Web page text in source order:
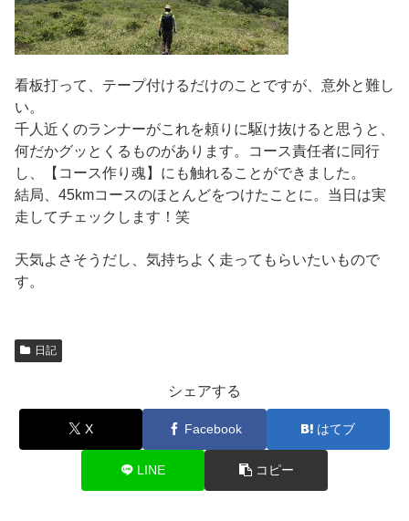
看板打って、テープ付けるだけのことですが、意外と難し
い。
千人近くのランナーがこれを頼りに駆け抜けると思うと、
何だかグッとくるものがあります。コース責任者に同行
し、【コース作り魂】にも触れることができました。
結局、45kmコースのほとんどをつけたことに。当日は実
走してチェックします！笑
天気よさそうだし、気持ちよく走ってもらいたいもので
す。
日記
シェアする
X Facebook はてブ
LINE コピー